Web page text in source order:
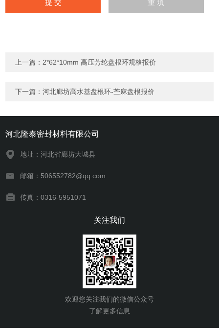
上一篇： 2*62*10mm 高压芳纶盘根环规格报价
下一篇：河北廊坊高水基盘根环-苎麻盘根报价
河北隆泰密封材料有限公司
地址：河北省廊坊大城县
邮箱：506552782@qq.com
传真：0316-5951071
关注我们
欢迎您关注我们的微信公众号
了解更多信息